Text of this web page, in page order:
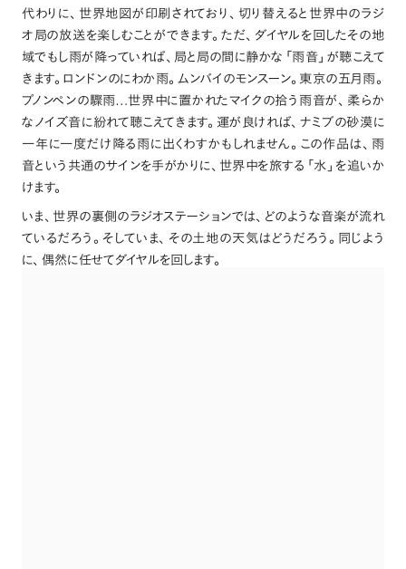
代わりに、 世界地図が印刷されており 、 切り替えると世界中のラジ
オ局の放送を楽しむことができます。 ただ、 ダイヤルを回したその地
域でもし雨が降っていれば 、 局と局の間に静かな 「 雨音 」 が聴こえて
きます。 ロンドンのにわか雨。 ムンバイのモンスーン。 東京の五月雨。
プノンペンの驟雨…世界中に置かれたマイクの拾う雨音が 、 柔らか
なノイズ音に紛れて聴こえてきます。 運が良ければ、 ナミブの砂漠に
一年に一度だけ降る雨に出くわすかもしれません。 この作品は、 雨
音という共通のサインを手がかりに、 世界中を旅する 「 水 」 を追いか
けます。
いま 、 世界の裏側のラジオステーションでは、 どのような音楽が流れ
ているだろう 。 そしていま、 その土地の天気はどうだろう 。 同じよう
に、 偶然に任せてダイヤルを回します。